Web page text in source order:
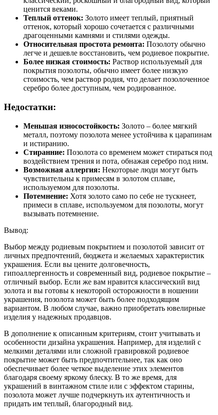
ценится веками.
Теплый оттенок: Золото имеет теплый, приятный
оттенок, который хорошо сочетается с различными
драгоценными камнями и стилями одежды.
Относительная простота ремонта: Позолоту обычно
легче и дешевле восстановить, чем родиевое покрытие.
Более низкая стоимость: Раствор используемый для
покрытия позолоты, обычно имеет более низкую
стоимость, чем раствор родия, что делает позолоченное
серебро более доступным, чем родированное.
Недостатки:
Меньшая износостойкость: Золото – более мягкий
металл, поэтому позолота менее устойчива к царапинам
и истиранию.
Стиранние: Позолота со временем может стираться под
воздействием трения и пота, обнажая серебро под ним.
Возможная аллергия: Некоторые люди могут быть
чувствительны к примесям в золотом сплаве,
используемом для позолоты.
Потемнение: Хотя золото само по себе не тускнеет,
примеси в сплаве, используемом для позолоты, могут
вызывать потемнение.
Вывод:
Выбор между родиевым покрытием и позолотой зависит от
личных предпочтений, бюджета и желаемых характеристик
украшения. Если вы цените долговечность,
гипоаллергенность и современный вид, родиевое покрытие –
отличный выбор. Если же вам нравится классический вид
золота и вы готовы к некоторой осторожности в ношении
украшения, позолота может быть более подходящим
вариантом. В любом случае, важно приобретать ювелирные
изделия у надежных продавцов.
В дополнение к описанным критериям, стоит учитывать и
особенности дизайна украшения. Например, для изделий с
мелкими деталями или сложной гравировкой родиевое
покрытие может быть предпочтительнее, так как оно
обеспечивает более четкое выделение этих элементов
благодаря своему яркому блеску. В то же время, для
украшений в винтажном стиле или с эффектом старины,
позолота может лучше подчеркнуть их аутентичность и
придать им теплый, благородный вид.